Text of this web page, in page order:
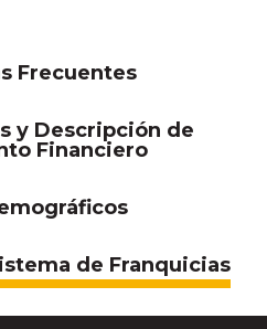
Frecuentes
y Descripción de
Financiero
de Franquicias